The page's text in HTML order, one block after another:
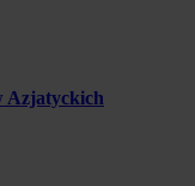
Azjatyckich